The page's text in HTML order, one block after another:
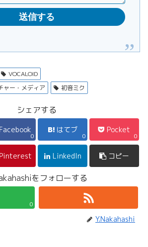
VOCALOID
ャー・メディア
初音ミク
シェアする
Facebook
0
はてブ
0
Pocket
0
LinkedIn コピー
をフォローする
0
Y.Nakahashi